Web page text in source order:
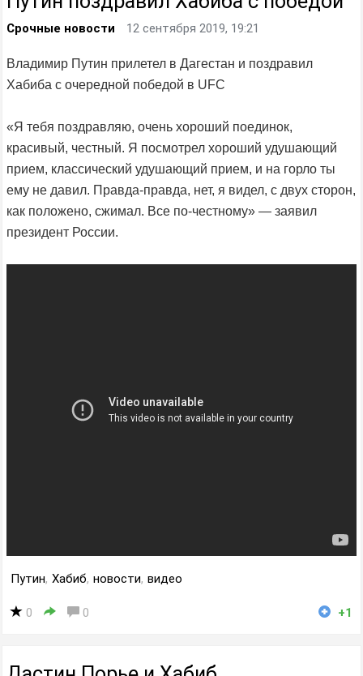
Срочные новости 12 сентября 2019, 19:21
Владимир Путин прилетел в Дагестан и поздравил
Хабиба с очередной победой в UFC
«Я тебя поздравляю, очень хороший поединок,
красивый, честный. Я посмотрел хороший удушающий
прием, классический удушающий прием, и на горло ты
ему не давил. Правда-правда, нет, я видел, с двух сторон,
как положено, сжимал. Все по-честному» — заявил
президент России.
Путин, Хабиб, новости, видео
0 0 +1